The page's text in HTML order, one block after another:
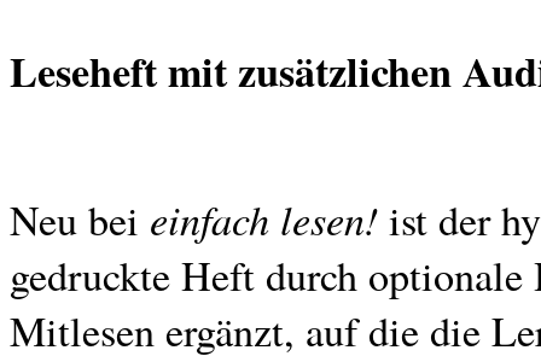
Leseheft mit zusätzlichen
Neu bei einfach lesen!ist der
gedruckte Heft durch
Mitlesen ergänzt, auf die die